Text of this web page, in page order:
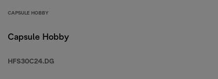
CAPSULE HOBBY
Capsule Hobby
HFS30C24.DG